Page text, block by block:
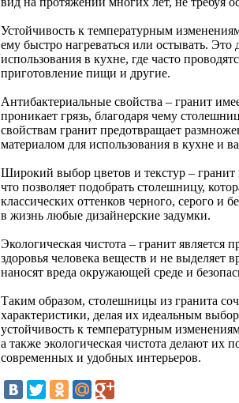
Устойчивость к температурным
ему быстро нагреваться или остывать.
использования в кухне, где часто
приготовление пищи и другие.
Антибактериальные свойства – гранит
проникает грязь, благодаря чему
свойствам гранит предотвращает
материалом для использования в кухне и
Широкий выбор цветов и текстур – гранит
что позволяет подобрать столешницу,
классических оттенков черного, серого и
в жизнь любые дизайнерские задумки.
Экологическая чистота – гранит
здоровья человека веществ и не выделяет
наносят вреда окружающей среде и
Таким образом, столешницы из гранита
характеристики, делая их идеальным
устойчивость к температурным
а также экологическая чистота делают их
современных и удобных интерьеров.